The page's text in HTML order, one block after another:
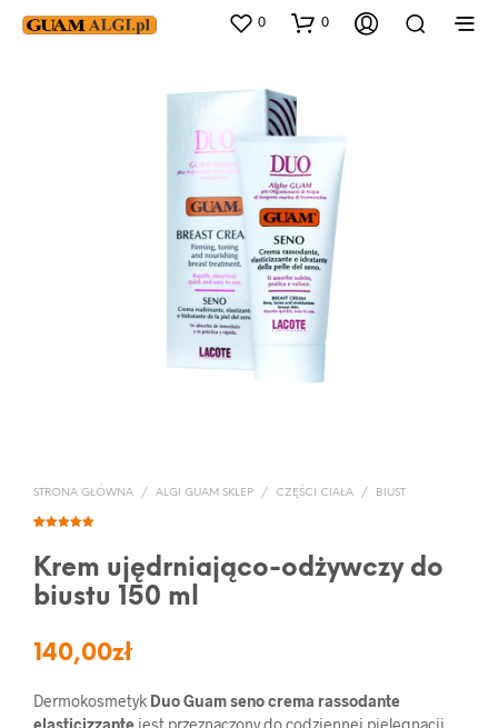
0 0
STRONA GŁÓWNA / ALGI GUAM SKLEP / CZĘŚCI CIAŁA / BIUST
na
podstawie
ocen
klientów
Krem ujędrniająco-odżywczy do
biustu 150 ml
140,00zł
Dermokosmetyk Duo Guam seno crema rassodante
elasticizzante jest przeznaczony do codziennej pielęgnacji